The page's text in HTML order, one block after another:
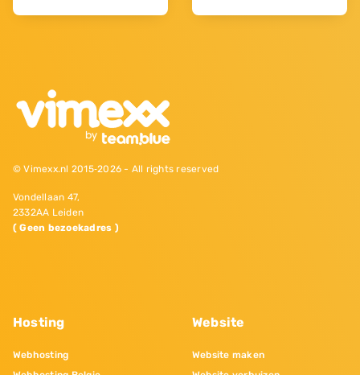
© Vimexx.nl 2015‐2026 - All rights reserved
Vondellaan 47,
2332AA Leiden
( Geen bezoekadres )
Hosting
Webhosting
Website
Website maken